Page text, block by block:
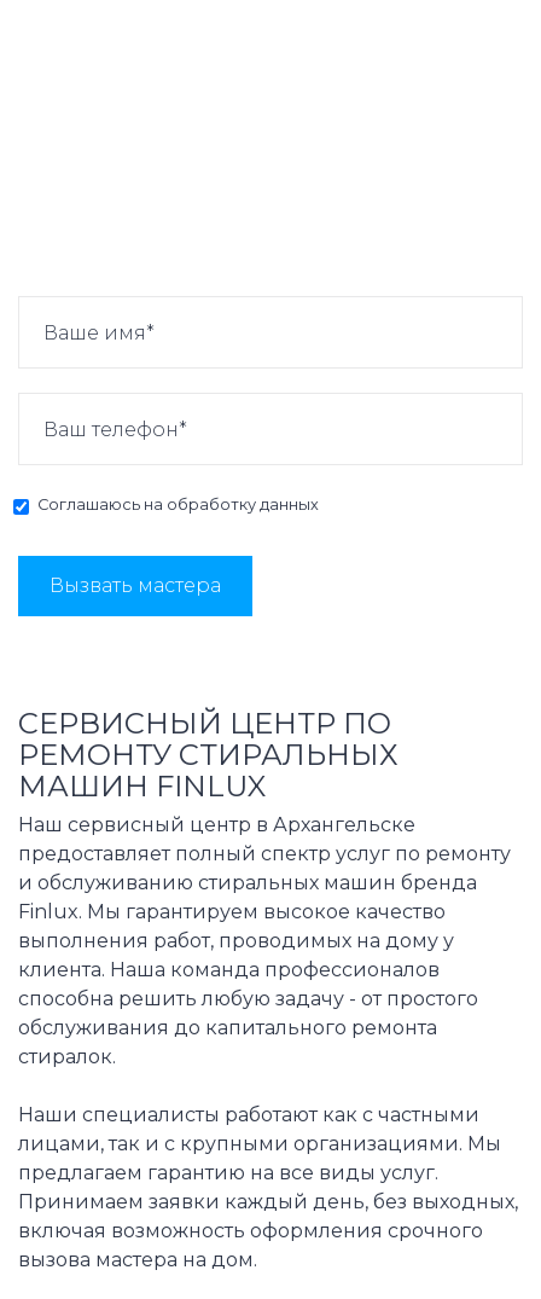
Соглашаюсь на обработку данных
Вызвать мастера
СЕРВИСНЫЙ ЦЕНТР ПО
РЕМОНТУ СТИРАЛЬНЫХ
МАШИН FINLUX
Наш сервисный центр в Архангельске
предоставляет полный спектр услуг по ремонту
и обслуживанию стиральных машин бренда
Finlux. Мы гарантируем высокое качество
выполнения работ, проводимых на дому у
клиента. Наша команда профессионалов
способна решить любую задачу - от простого
обслуживания до капитального ремонта
стиралок.
Наши специалисты работают как с частными
лицами, так и с крупными организациями. Мы
предлагаем гарантию на все виды услуг.
Принимаем заявки каждый день, без выходных,
включая возможность оформления срочного
вызова мастера на дом.